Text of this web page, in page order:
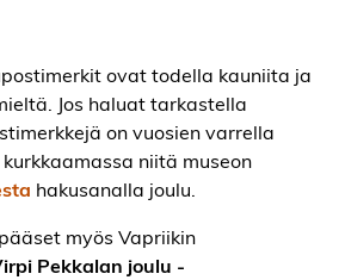
ovat todella kauniita ja
Jos haluat tarkastella
on vuosien varrella
niitä museon
hakusanalla joulu.
myös Vapriikin
Pekkalan joulu -